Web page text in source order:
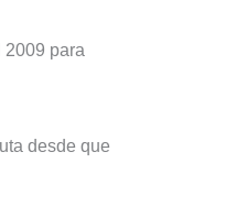
2009 para
desde que